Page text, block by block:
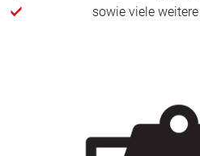
sowie viele